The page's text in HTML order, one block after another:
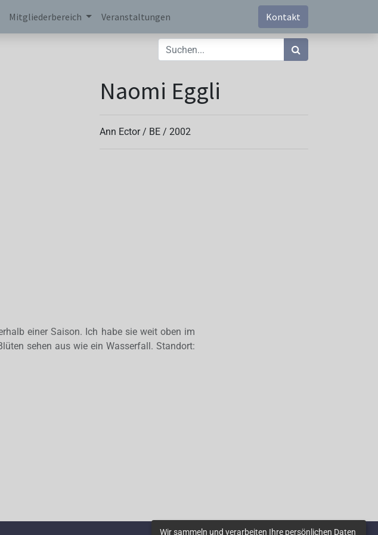
Mitgliederbereich Veranstaltungen Kontakt
Naomi Eggli
Ann Ector / BE / 2002
einer Saison. Ich habe sie weit oben im
sehen aus wie ein Wasserfall. Standort:
Wir sammeln und verarbeiten Ihre persönlichen Daten